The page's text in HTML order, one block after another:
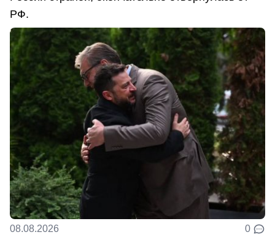
РФ.
08.08.2026 0